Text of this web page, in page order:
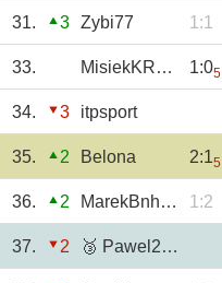
31. 3 Zybi77 1:1
33. MisiekKRKNH 1:05
34. 3 itpsport
35. 2 Belona 2:15
36. 2 MarekBnh85 1:2
37. 2 🥉 Pawel2602